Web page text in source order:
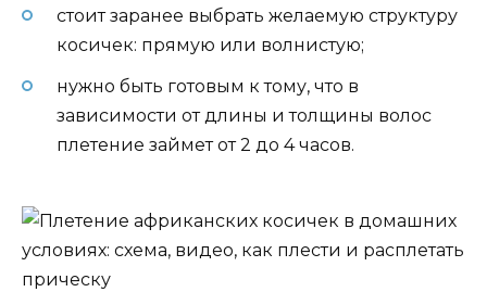
стоит заранее выбрать желаемую структуру
косичек: прямую или волнистую;
нужно быть готовым к тому, что в
зависимости от длины и толщины волос
плетение займет от 2 до 4 часов.